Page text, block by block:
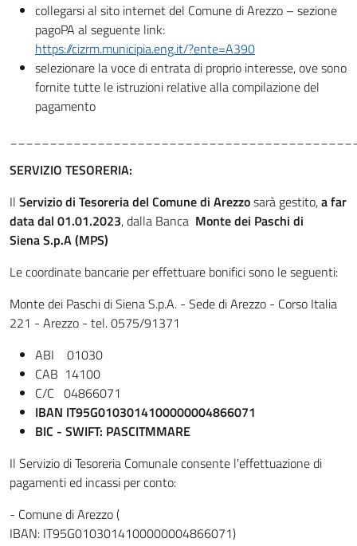
collegarsi al sito internet del Comune di Arezzo – sezione
pagoPA al seguente link:
https://cizrm.municipia.eng.it/?ente=A390
selezionare la voce di entrata di proprio interesse, ove sono
fornite tutte le istruzioni relative alla compilazione del
pagamento
SERVIZIO TESORERIA:
Il Servizio di Tesoreria del Comune di Arezzosarà gestito,a far
data dal 01.01.2023, dalla Banca Monte dei Paschi di
Siena S.p.A (MPS)
Le coordinate bancarie per effettuare bonifici sono le seguenti:
Monte dei Paschi di Siena S.p.A. - Sede di Arezzo - Corso Italia
221 - Arezzo - tel. 0575/91371
ABI 01030
CAB 14100
C/C 04866071
IBAN IT95G0103014100000004866071
BIC - SWIFT: PASCITMMARE
Il Servizio di Tesoreria Comunale consente l'effettuazione di
pagamenti ed incassi per conto:
- Comune di Arezzo (
IBAN: IT95G0103014100000004866071)